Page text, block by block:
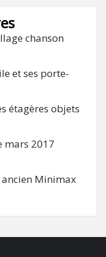
chanson
et ses porte-
étagères objets
mars 2017
Minimax